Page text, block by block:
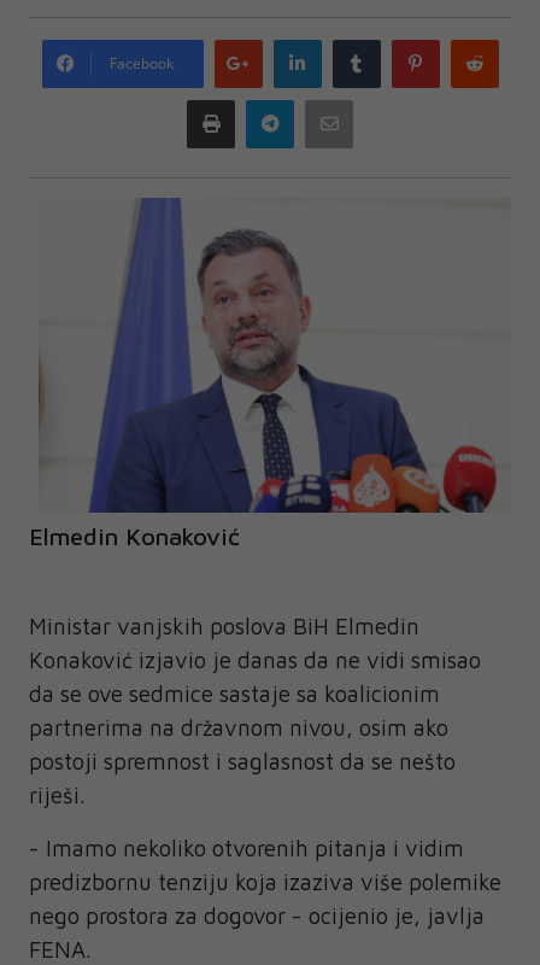
Facebook
Google
plus
LinkedIn Tumblr Pinterest
Print Telegram
Elmedin Konaković
Ministar vanjskih poslova BiH Elmedin
Konaković izjavio je danas da ne vidi smisao
da se ove sedmice sastaje sa koalicionim
partnerima na državnom nivou, osim ako
postoji spremnost i saglasnost da se nešto
riješi.
- Imamo nekoliko otvorenih pitanja i vidim
predizbornu tenziju koja izaziva više polemike
nego prostora za dogovor - ocijenio je, javlja
FENA.